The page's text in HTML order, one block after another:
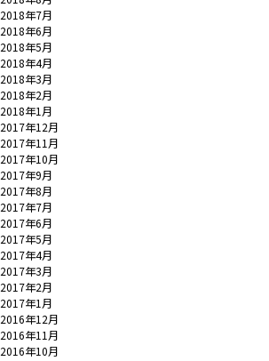
2018年7月
2018年6月
2018年5月
2018年4月
2018年3月
2018年2月
2018年1月
2017年12月
2017年11月
2017年10月
2017年9月
2017年8月
2017年7月
2017年6月
2017年5月
2017年4月
2017年3月
2017年2月
2017年1月
2016年12月
2016年11月
2016年10月